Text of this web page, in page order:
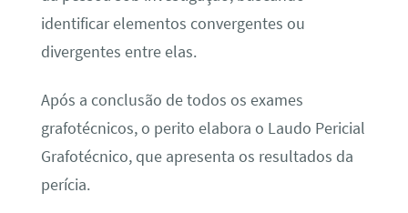
identificar elementos convergentes ou
divergentes entre elas.
Após a conclusão de todos os exames
grafotécnicos, o perito elabora o Laudo Pericial
Grafotécnico, que apresenta os resultados da
perícia.